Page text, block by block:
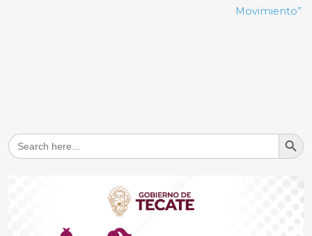
Movimiento”
Search
for:
Search